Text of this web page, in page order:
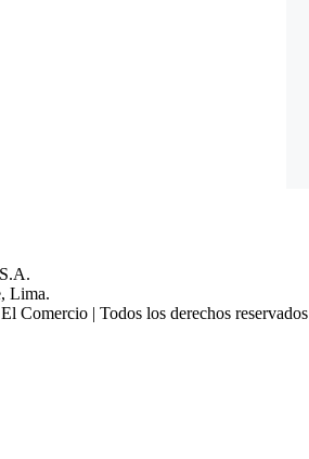
Lima.
Comercio | Todos los derechos reservados